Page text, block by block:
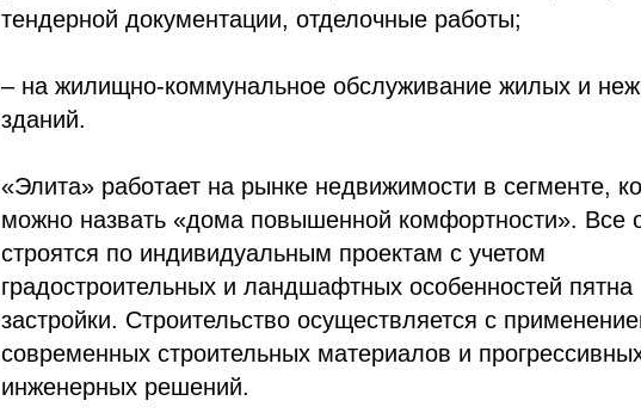
тендерной документации, отделочные работы;
– на жилищно-коммунальное обслуживание жилых и
зданий.
«Элита» работает на рынке недвижимости в сегменте,
можно назвать «дома повышенной комфортности». Все
строятся по индивидуальным проектам с учетом
градостроительных и ландшафтных особенностей пятна
застройки. Строительство осуществляется с
современных строительных материалов и
инженерных решений.